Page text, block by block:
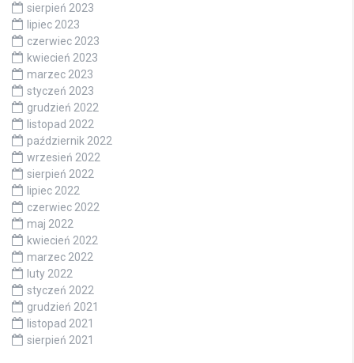
sierpień 2023
lipiec 2023
czerwiec 2023
kwiecień 2023
marzec 2023
styczeń 2023
grudzień 2022
listopad 2022
październik 2022
wrzesień 2022
sierpień 2022
lipiec 2022
czerwiec 2022
maj 2022
kwiecień 2022
marzec 2022
luty 2022
styczeń 2022
grudzień 2021
listopad 2021
sierpień 2021